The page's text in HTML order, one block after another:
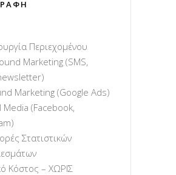
Περιεχομένου
Marketing (SMS,
Marketing (Google Ads)
Media (Facebook,
Στατιστικών
Κόστος – ΧΩΡΙΣ